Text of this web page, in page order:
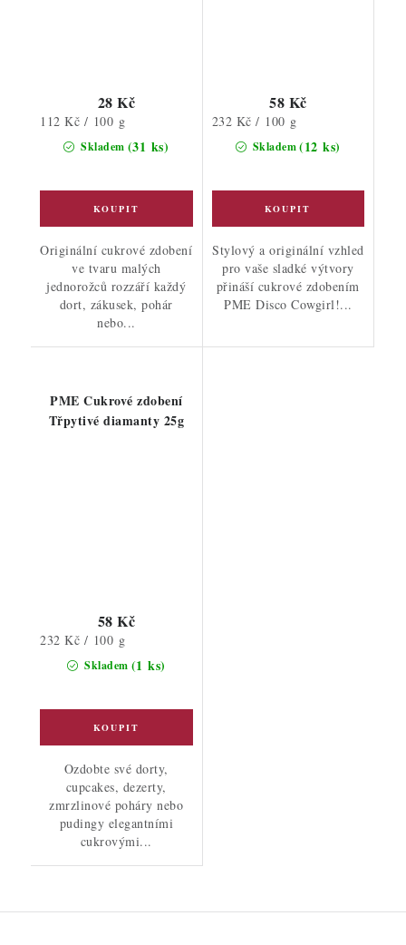
Skladem (31 ks)
28 Kč
Měrná
cena:
112 Kč / 100 g
Originální cukrové zdobení
ve tvaru malých
jednorožců rozzáří každý
dort, zákusek, pohár
nebo...
Skladem(12 ks)
58 Kč
Měrná
cena:
232 Kč / 100 g
Stylový a originální vzhled
pro vaše sladké výtvory
přináší cukrové zdobením
PME Disco Cowgirl!...
PME Cukrové zdobení
Třpytivé diamanty 25g
Skladem (1 ks)
58 Kč
Měrná
232 Kč / 100 g
Ozdobte své dorty,
cupcakes, dezerty,
zmrzlinové poháry nebo
pudingy elegantními
cukrovými...